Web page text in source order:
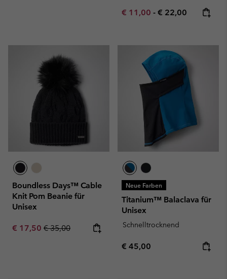
Minimum sale price:
€ 11,00 - Maximum price:
€ 22,00
Boundless Days™ Cable
Knit Pom Beanie für
Unisex
Sale price:
€ 17,50 Regular price:
€ 35,00
Neue Farben
Titanium™ Balaclava für
Unisex
Schnelltrocknend
Regular price:
€ 45,00